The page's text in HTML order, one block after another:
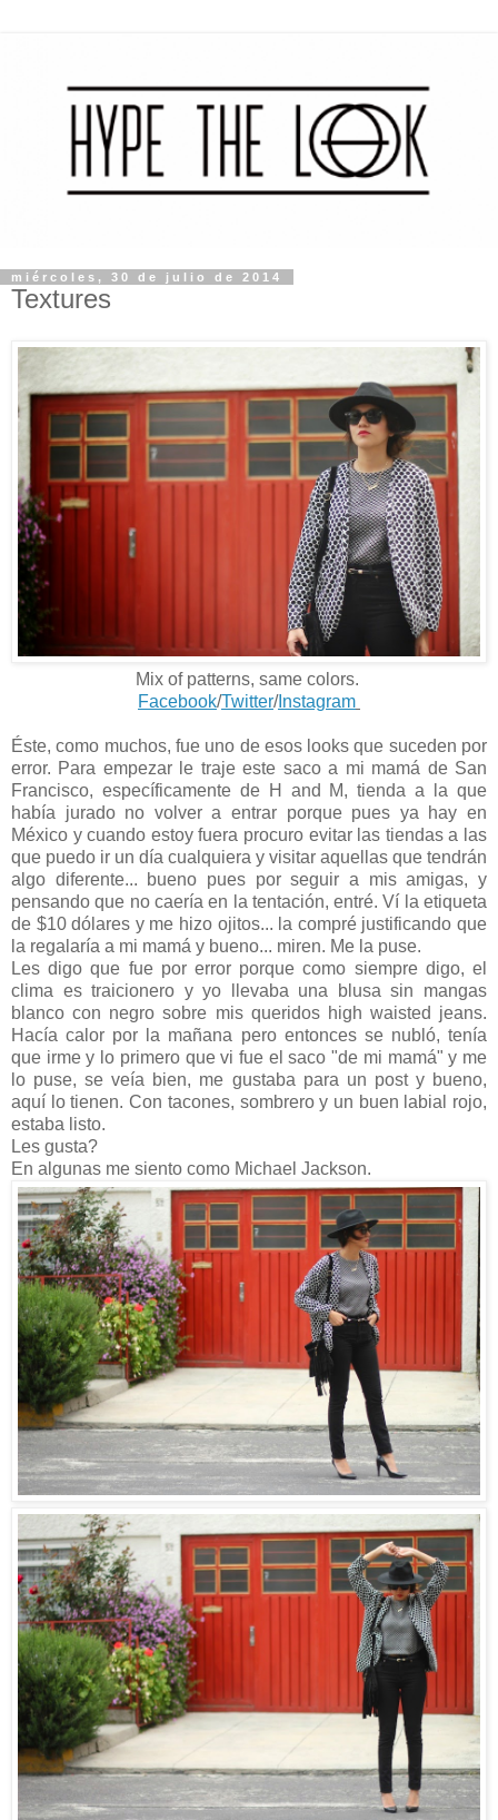
miércoles, 30 de julio de 2014
Textures
Mix of patterns, same colors.
Facebook/Twitter/Instagram
Éste, como muchos, fue uno de esos looks que suceden por
error. Para empezar le traje este saco a mi mamá de San
Francisco, específicamente de H and M, tienda a la que
había jurado no volver a entrar porque pues ya hay en
México y cuando estoy fuera procuro evitar las tiendas a las
que puedo ir un día cualquiera y visitar aquellas que tendrán
algo diferente... bueno pues por seguir a mis amigas, y
pensando que no caería en la tentación, entré. Ví la etiqueta
de $10 dólares y me hizo ojitos... la compré justificando que
la regalaría a mi mamá y bueno... miren. Me la puse.
Les digo que fue por error porque como siempre digo, el
clima es traicionero y yo llevaba una blusa sin mangas
blanco con negro sobre mis queridos high waisted jeans.
Hacía calor por la mañana pero entonces se nubló, tenía
que irme y lo primero que vi fue el saco "de mi mamá" y me
lo puse, se veía bien, me gustaba para un post y bueno,
aquí lo tienen. Con tacones, sombrero y un buen labial rojo,
estaba listo.
Les gusta?
En algunas me siento como Michael Jackson.